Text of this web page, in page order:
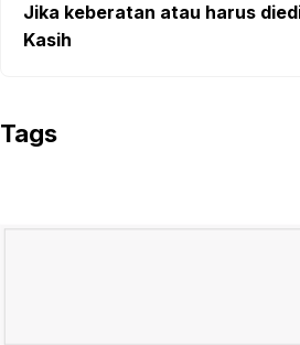
Jika keberatan atau harus
Kasih
Tags